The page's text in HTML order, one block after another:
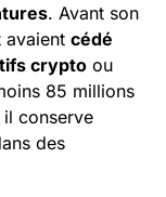
. Avant son
avaient cédé
crypto ou
85 millions
il conserve
des